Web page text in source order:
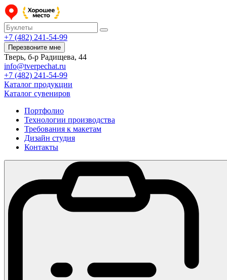
+7 (482) 241-54-99
Перезвоните мне
Тверь, б-р Радищева, 44
info@tverpechat.ru
+7 (482) 241-54-99
Каталог продукции
Каталог сувениров
Портфолио
Технологии производства
Требования к макетам
Дизайн студия
Контакты